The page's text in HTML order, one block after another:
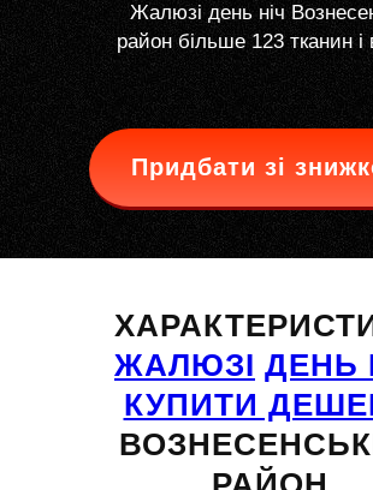
Жалюзі день ніч
район більше 123 тканин і
Придбати зі
ЖАЛЮЗІ ДЕНЬ
КУПИТИ